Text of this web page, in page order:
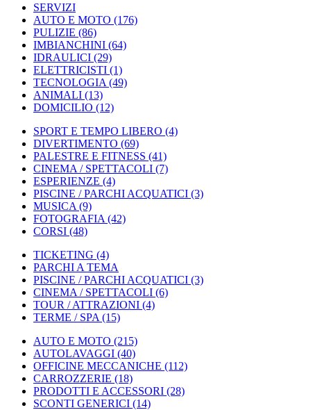
SERVIZI
AUTO E MOTO (176)
PULIZIE (86)
IMBIANCHINI (64)
IDRAULICI (29)
ELETTRICISTI (1)
TECNOLOGIA (49)
ANIMALI (13)
DOMICILIO (12)
SPORT E TEMPO LIBERO (4)
DIVERTIMENTO (69)
PALESTRE E FITNESS (41)
CINEMA / SPETTACOLI (7)
ESPERIENZE (4)
PISCINE / PARCHI ACQUATICI (3)
MUSICA (9)
FOTOGRAFIA (42)
CORSI (48)
TICKETING (4)
PARCHI A TEMA
PISCINE / PARCHI ACQUATICI (3)
CINEMA / SPETTACOLI (6)
TOUR / ATTRAZIONI (4)
TERME / SPA (15)
AUTO E MOTO (215)
AUTOLAVAGGI (40)
OFFICINE MECCANICHE (112)
CARROZZERIE (18)
PRODOTTI E ACCESSORI (28)
SCONTI GENERICI (14)